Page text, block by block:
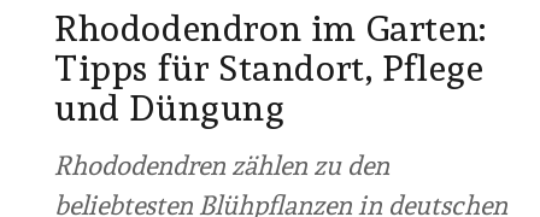
Rhododendron im Garten:
Tipps für Standort, Pflege
und Düngung
Rhododendren zählen zu den
beliebtesten Blühpflanzen in deutschen